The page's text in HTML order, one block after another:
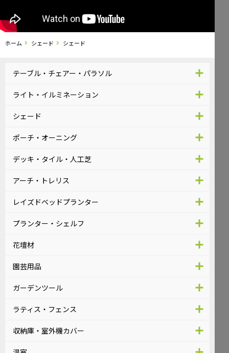
ホーム シェード シェード
テーブル・チェアー・パラソル
ライト・イルミネーション
シェード
ポーチ・オーニング
デッキ・タイル・人工芝
アーチ・トレリス
レイズドベッドプランター
プランター・シェルフ
花壇材
園芸用品
ガーデンツール
ラティス・フェンス
収納庫・室外機カバー